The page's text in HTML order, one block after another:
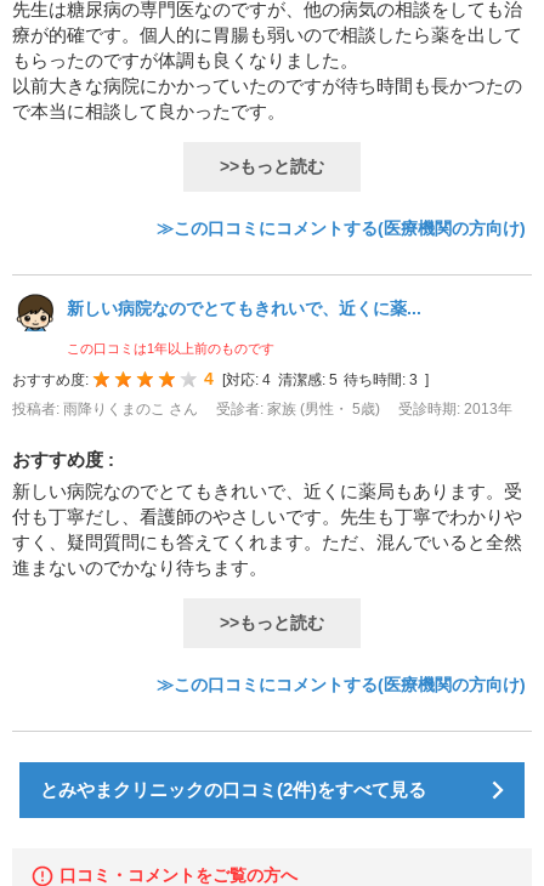
先生は糖尿病の専門医なのですが、他の病気の相談をしても治
療が的確です。個人的に胃腸も弱いので相談したら薬を出して
もらったのですが体調も良くなりました。
以前大きな病院にかかっていたのですが待ち時間も長かつたの
で本当に相談して良かったです。
>>もっと読む
≫この口コミにコメントする(医療機関の方向け)
新しい病院なのでとてもきれいで、近くに薬...
この口コミは1年以上前のものです
おすすめ度: 4 [対応: 4 清潔感: 5 待ち時間: 3 ]
投稿者: 雨降りくまのこ さん
受診者: 家族 (男性・ 5歳) 受診時期: 2013年
おすすめ度 :
新しい病院なのでとてもきれいで、近くに薬局もあります。受
付も丁寧だし、看護師のやさしいです。先生も丁寧でわかりや
すく、疑問質問にも答えてくれます。ただ、混んでいると全然
進まないのでかなり待ちます。
>>もっと読む
≫この口コミにコメントする(医療機関の方向け)
とみやまクリニックの口コミ(2件)をすべて見る
口コミ・コメントをご覧の方へ